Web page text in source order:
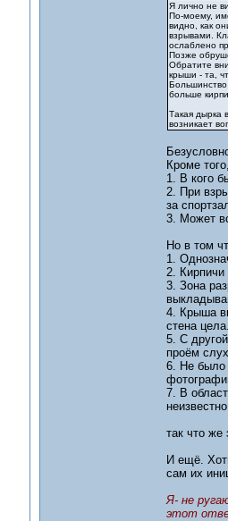
Я лично не
По-моему,
видно, как
взрывами.
ослаблено
Позже
Обратите
крыши - та,
больше
Такая дырка
возникает
Кроме
1. В кого
2. При
за
3. Может
Но в том
1.
2.
3. Зона
4. Крыша
стена
5. С
проём
6. Не было
7. В
так что же
И ещё.
сам их
Я- не
этот